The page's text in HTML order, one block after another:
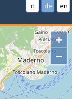
it de en
+
−